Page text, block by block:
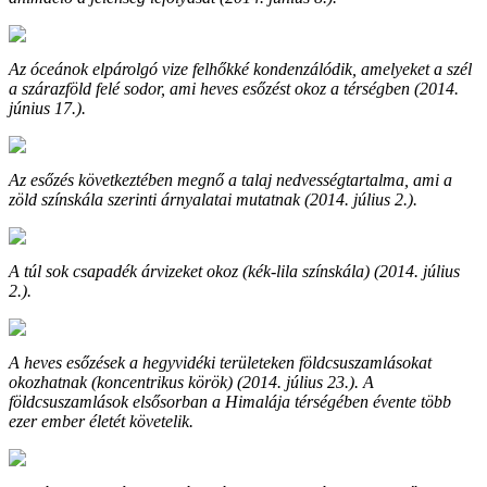
Az óceánok elpárolgó vize felhőkké kondenzálódik, amelyeket a szél
a szárazföld felé sodor, ami heves esőzést okoz a térségben (2014.
június 17.).
Az esőzés következtében megnő a talaj nedvességtartalma, ami a
zöld színskála szerinti árnyalatai mutatnak (2014. július 2.).
A túl sok csapadék árvizeket okoz (kék-lila színskála) (2014. július
2.).
A heves esőzések a hegyvidéki területeken földcsuszamlásokat
okozhatnak (koncentrikus körök) (2014. július 23.). A
földcsuszamlások elsősorban a Himalája térségében évente több
ezer ember életét követelik.